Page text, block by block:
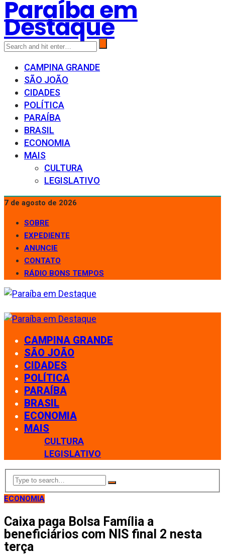
Paraíba em
Destaque
CAMPINA GRANDE
SÃO JOÃO
CIDADES
POLÍTICA
PARAÍBA
BRASIL
ECONOMIA
MAIS
CULTURA
LEGISLATIVO
7 de agosto de 2026
SOBRE
EXPEDIENTE
ANUNCIE
CONTATO
RÁDIO BONS TEMPOS
CAMPINA GRANDE
SÃO JOÃO
CIDADES
POLÍTICA
PARAÍBA
BRASIL
ECONOMIA
MAIS
CULTURA
LEGISLATIVO
ECONOMIA
Caixa paga Bolsa Família a
beneficiários com NIS final 2 nesta
terça